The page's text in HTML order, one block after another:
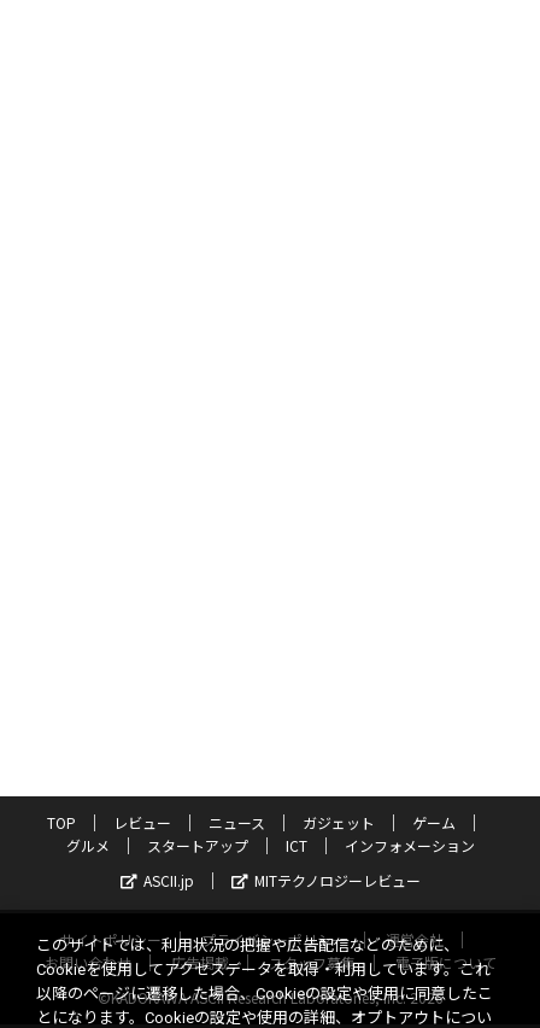
TOP レビュー ニュース ガジェット
ゲーム
グルメ
スタートアップ ICT
インフォメーション
ASCII.jp
MITテクノロジーレビュー
サイトポリシー プライバシーポリシー
運営会社
お問い合わせ
広告掲載 スタッフ募集
電子版について
©KADOKAWA ASCII Research Laboratories, Inc. 2026
このサイトでは、利用状況の把握や広告配信などのために、
Cookieを使用してアクセスデータを取得・利用しています。これ
以降のページに遷移した場合、Cookieの設定や使用に同意したこ
とになります。Cookieの設定や使用の詳細、オプトアウトについ